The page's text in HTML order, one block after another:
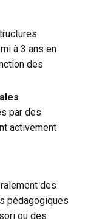
à 3 ans en
des
par des
activement
des
pédagogiques
ou des